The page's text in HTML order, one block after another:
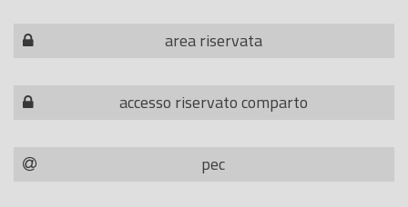
area riservata
accesso riservato comparto
pec